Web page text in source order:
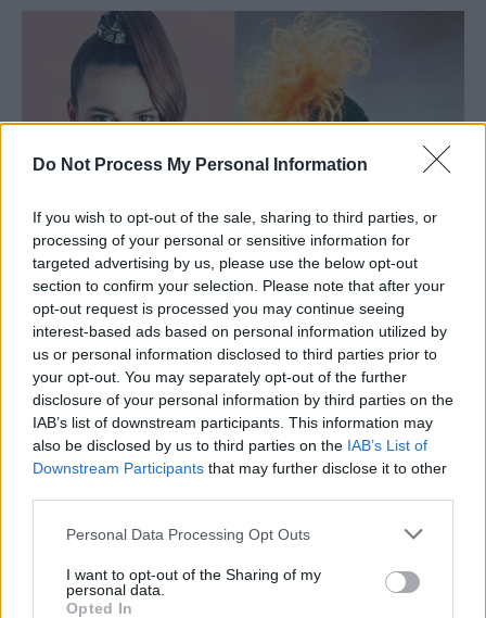
Do Not Process My Personal Information
If you wish to opt-out of the sale, sharing to third parties, or
processing of your personal or sensitive information for
targeted advertising by us, please use the below opt-out
section to confirm your selection. Please note that after your
opt-out request is processed you may continue seeing
interest-based ads based on personal information utilized by
us or personal information disclosed to third parties prior to
your opt-out. You may separately opt-out of the further
disclosure of your personal information by third parties on the
IAB’s list of downstream participants. This information may
also be disclosed by us to third parties on the IAB’s List of
Downstream Participants that may further disclose it to other
Personal Data Processing Opt Outs
I want to opt-out of the Sharing of my
personal data.
Opted In